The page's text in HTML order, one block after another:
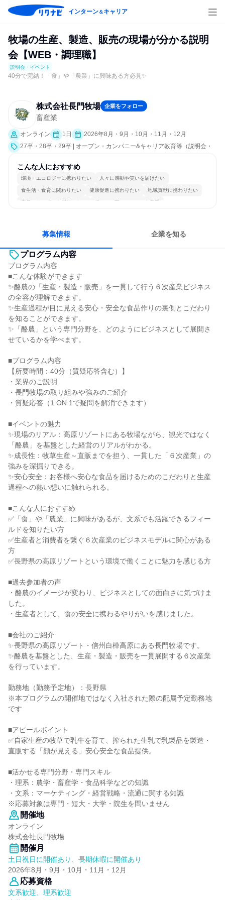
インターン＆キャリア
牧場の生産、製造、販売の現場が分かる説明
会【WEB・調理職】
説明会・イベント
40分で完結！「食」や「農業」に興味ある方必見✨
株式会社長門牧場 企業をフォロー
畜産業
オンライン 1日
2026年8月・9月・10月・11月・12月
27卒・28卒・29卒 | オープン・カンパニー&キャリア教育等（説明会・
こんな人におすすめ
環境・エコロジーに携わりたい 人々に感動や笑いを届けたい
食生活・食育に関わりたい 健康促進に携わりたい 地域貢献に携わりたい
商品・サービスを製作したい 穏やかで互いのペースを尊重
募集情報 企業を知る
プログラム内容
プログラム内容
■こんな体験ができます
✨酪農の「生産・製造・販売」を一貫して行う６次産業ビジネス
の全容が理解できます。
✨生産過程が目に見える安心・安全な食品作りの裏側とこだわり
を知ることができます。
✨「酪農」という専門分野を、どのようにビジネスとして展開さ
せているかを学べます。
■プログラム内容
【所要時間：40分（質疑応答含む）】
・業界のご説明
・長門牧場の取り組みや強みのご紹介
・質疑応答（1 ON 1で疑問を解消できます）
■イベントの魅力
✨現場のリアル：高原リゾートにある牧場ながら、観光ではなく
「酪農」を基盤とした経営のリアルがわかる。
✨成長性：牧草生産～直販までを担う、一貫した「６次産業」の
強みを深掘りできる。
✨安心安全：お客様へ安心な食品を届けるためのこだわりと生産
過程への熱い想いに触れられる。
■こんな人におすすめ
✅「食」や「農業」に興味があるが、文系でも活躍できるフィー
ルドを知りたい方
✅生産者と消費者を繋ぐ６次産業のビジネスモデルに関心がある
方
✅長野県の高原リゾートという環境で働くことに魅力を感じる方
■過去参加者の声
・酪農のイメージが変わり、ビジネスとしての面白さに気づけま
した。
・生産者として、食の安全に携わるやりがいを感じました。
■会社のご紹介
✨長野県の高原リゾート・信州白樺高原にある長門牧場です。
✨酪農を基盤とした、生産・製造・販売を一貫展開する６次産業
を行っています。
勤務地（勤務予定地）：長野県
※本プログラムの開催地ではなく入社された際の配属予定勤務地
です
■アピールポイント
✅自家生産の牧草で乳牛を育て、搾られた生乳で乳製品を製造・
直販する「顔が見える」安心安全な食品提供。
■活かせる専門分野・専門スキル
・理系：農学・畜産学・食品科学などの知識
・文系：マーケティング・経営戦略・流通に関する知識
※応募対象は専門・短大・大学・院生を問いません
開催地
オンライン
株式会社長門牧場
開催月
土日祝日に開催あり、長期休暇に開催あり
2026年8月・9月・10月・11月・12月
応募資格
文系歓迎、理系歓迎